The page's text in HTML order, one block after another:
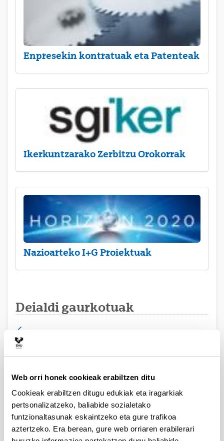
Web orri honek cookieak erabiltzen ditu
Cookieak erabiltzen ditugu edukiak eta iragarkiak
pertsonalizatzeko, baliabide sozialetako
funtzionaltasunak eskaintzeko eta gure trafikoa
aztertzeko. Era berean, gure web orriaren erabilerari
Enpresekin kontratuak eta Patenteak
Ikerkuntzarako Zerbitzu Orokorrak
Nazioarteko I+G Proiektuak
Deialdi gaurkotuak
PIFG20/12: Reciclado y valorización
Doktore-aurrekoa
Aurkezteko epea itxita: 2020/10/08 - 2020/10/29
Balorazio fasera pasako diren onartutako eskaeren